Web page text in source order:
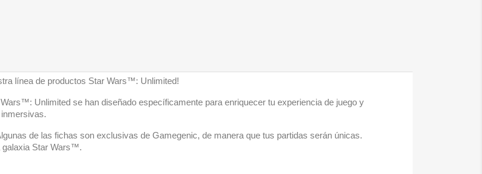
línea de productos Star Wars™: Unlimited!
Unlimited se han diseñado específicamente para enriquecer tu experiencia de juego y
de las fichas son exclusivas de Gamegenic, de manera que tus partidas serán únicas.
galaxia Star Wars™.